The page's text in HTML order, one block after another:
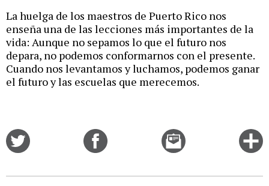
La huelga de los maestros de Puerto Rico nos
enseña una de las lecciones más importantes de la
vida: Aunque no sepamos lo que el futuro nos
depara, no podemos conformarnos con el presente.
Cuando nos levantamos y luchamos, podemos ganar
el futuro y las escuelas que merecemos.
Email
this